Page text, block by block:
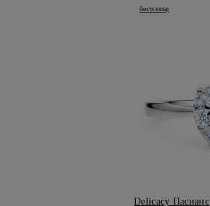
бестселър
Delicacy Пасианс